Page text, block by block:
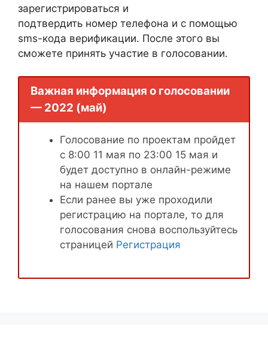
зарегистрироваться и
подтвердить номер телефона и с помощью
sms-кода верификации. После этого вы
сможете принять участие в голосовании.
Важная информация о голосовании
— 2022 (май)
Голосование по проектам пройдет
с 8:00 11 мая по 23:00 15 мая и
будет доступно в онлайн-режиме
на нашем портале
Если ранее вы уже проходили
регистрацию на портале, то для
голосования снова воспользуйтесь
страницей Регистрация